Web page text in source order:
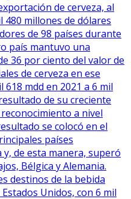
de cerveza, al
480 millones de dólares
de 98 países durante
país mantuvo una
36 por ciento del valor de
de cerveza en ese
mdd en 2021 a 6 mil
de su creciente
a nivel
se colocó en el
países
de esta manera, superó
Bélgica y Alemania.
destinos de la bebida
Unidos, con 6 mil